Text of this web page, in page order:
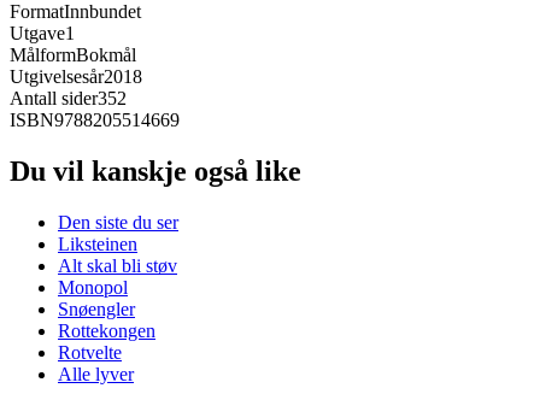
FormatInnbundet
Utgave1
MålformBokmål
Utgivelsesår2018
Antall sider352
ISBN9788205514669
Du vil kanskje også like
Den siste du ser
Liksteinen
Alt skal bli støv
Monopol
Snøengler
Rottekongen
Rotvelte
Alle lyver